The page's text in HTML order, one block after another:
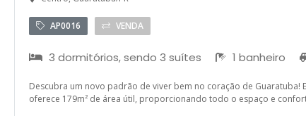
AP0016 VENDA
3 dormitórios, sendo 3 suítes 1 banheiro
Descubra um novo padrão de viver bem no coração de Guaratuba!
oferece 179m² de área útil, proporcionando todo o espaço e